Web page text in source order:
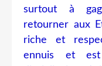
surtout à
retourner aux
riche et
ennuis et